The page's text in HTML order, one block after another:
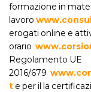
formazione in
lavoro
erogati online e
orario
Regolamento UE
2016/679
t e per il la